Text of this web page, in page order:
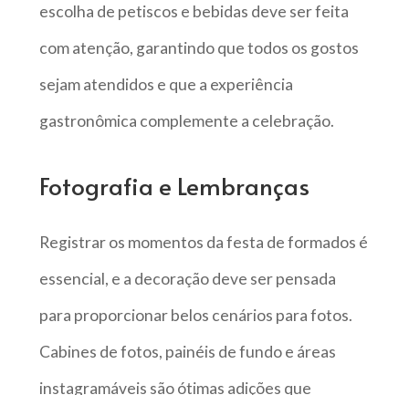
escolha de petiscos e bebidas deve ser feita
com atenção, garantindo que todos os gostos
sejam atendidos e que a experiência
gastronômica complemente a celebração.
Fotografia e Lembranças
Registrar os momentos da festa de formados é
essencial, e a decoração deve ser pensada
para proporcionar belos cenários para fotos.
Cabines de fotos, painéis de fundo e áreas
instagramáveis são ótimas adições que